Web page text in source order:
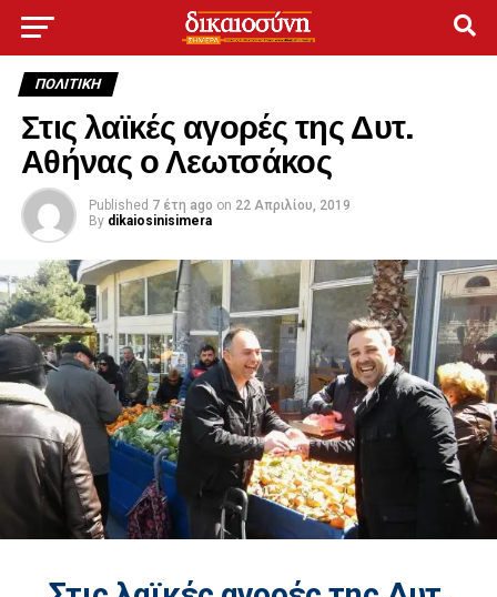
ΠΟΛΙΤΙΚΉ
Στις λαϊκές αγορές της Δυτ.
Αθήνας ο Λεωτσάκος
Published 7 έτη ago on 22 Απριλίου, 2019
By dikaiosinisimera